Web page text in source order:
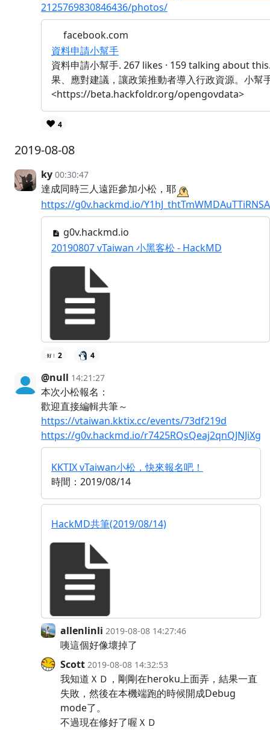
2125769830846436/photos/
facebook.com
資料申請小幫手
資料申請小幫手. 267 likes · 159 talking about
果、應對建議，讓政策推動者導入行政資源。小幫
<https://beta.hackfoldr.org/opengovdata>
❤️ 4
2019-08-08
ky 00:30:47
達成同時三人遠距參加小松，耶
https://g0v.hackmd.io/Y1hJ_thtTmWMDAuTTiRNSA
g0v.hackmd.io
20190807 vTaiwan 小黑客松 - HackMD
2 4
@null 14:21:27
本次小松報名：
歡迎直接編輯共筆～
https://vtaiwan.kktix.cc/events/73df219d
https://g0v.hackmd.io/r7425RQsQeaj2qnQJNJiXg
KKTIX vTaiwan小松，快來報名吧！
時間：2019/08/14
HackMD共筆(2019/08/14)
allenlinli 2019-08-08 14:27:46
咦這個好像壞掉了
Scott 2019-08-08 14:32:53
我知道ＸＤ，剛剛在heroku上面弄，結果一直
失敗，然後在本機端跑的時候開成Debug
mode了。
不過現在修好了喔ＸＤ